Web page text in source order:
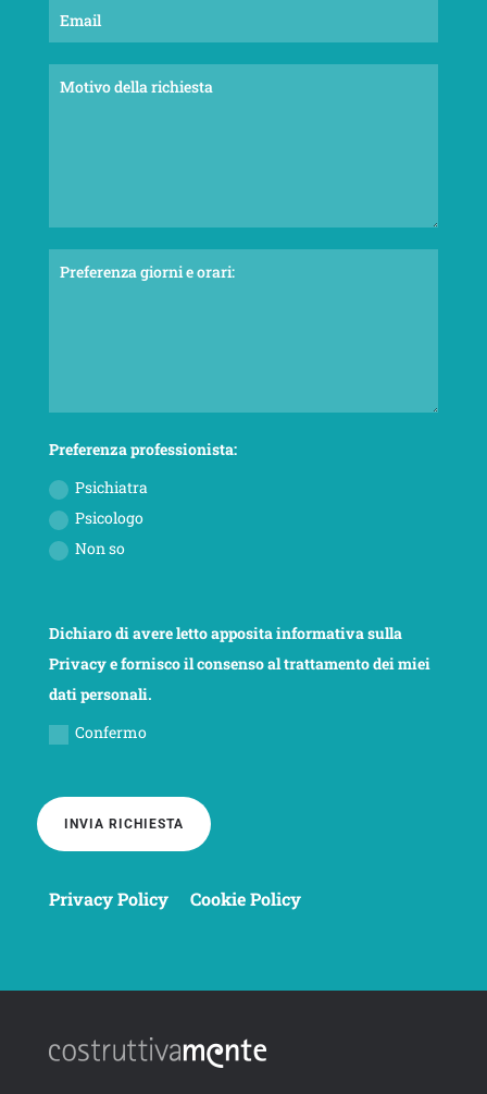
Preferenza professionista:
Psichiatra
Psicologo
Non so
Dichiaro di avere letto apposita informativa sulla
Privacy e fornisco il consenso al trattamento dei miei
dati personali.
Confermo
INVIA RICHIESTA
Privacy Policy Cookie Policy